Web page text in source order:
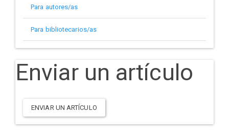
Para autores/as
Para bibliotecarios/as
Enviar un artículo
ENVIAR UN ARTÍCULO